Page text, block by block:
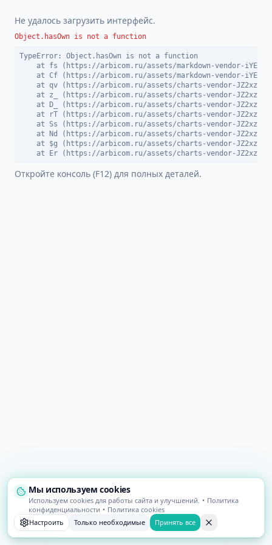
Не удалось загрузить интерфейс.
Object.hasOwn is not a function
TypeError: Object.hasOwn is not a function
at fs (https://arbicom.ru/assets/markdown-vendor-
at Cf (https://arbicom.ru/assets/markdown-vendor-
at qv (https://arbicom.ru/assets/charts-vendor-
at z_ (https://arbicom.ru/assets/charts-vendor-
at D_ (https://arbicom.ru/assets/charts-vendor-
at rT (https://arbicom.ru/assets/charts-vendor-
at Ss (https://arbicom.ru/assets/charts-vendor-
at Nd (https://arbicom.ru/assets/charts-vendor-
at $g (https://arbicom.ru/assets/charts-vendor-
at Er (https://arbicom.ru/assets/charts-vendor-
Откройте консоль (F12) для полных деталей.
Мы используем cookies
Используем cookies для работы сайта и улучшений. • Политика
конфиденциальности • Политика cookies
Настроить
Только необходимые Принять все